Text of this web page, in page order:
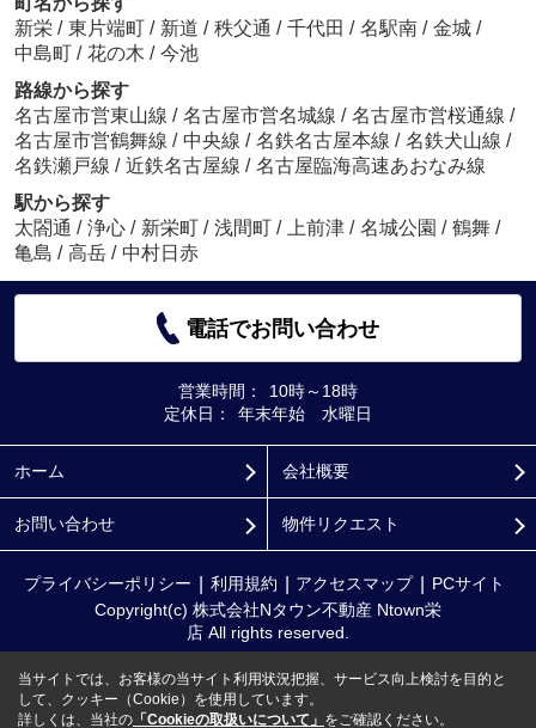
新栄 / 東片端町 / 新道 / 秩父通 / 千代田 / 名駅南 / 金城 /
中島町 / 花の木 / 今池
路線から探す
名古屋市営東山線 / 名古屋市営名城線 / 名古屋市営桜通線 /
名古屋市営鶴舞線 / 中央線 / 名鉄名古屋本線 / 名鉄犬山線 /
名鉄瀬戸線 / 近鉄名古屋線 / 名古屋臨海高速あおなみ線
駅から探す
太閤通 / 浄心 / 新栄町 / 浅間町 / 上前津 / 名城公園 / 鶴舞 /
亀島 / 高岳 / 中村日赤
電話でお問い合わせ
営業時間：
10時～18時
定休日：
年末年始 水曜日
ホーム 会社概要
お問い合わせ 物件リクエスト
プライバシーポリシー 利用規約 アクセスマップ
PCサイト
Copyright(c) 株式会社Nタウン不動産 Ntown栄
店 All rights reserved.
当サイトでは、お客様の当サイト利用状況把握、サービス向上検討を目的と
して、クッキー（Cookie）を使用しています。
詳しくは、当社の 「Cookieの取扱いについて」 をご確認ください。